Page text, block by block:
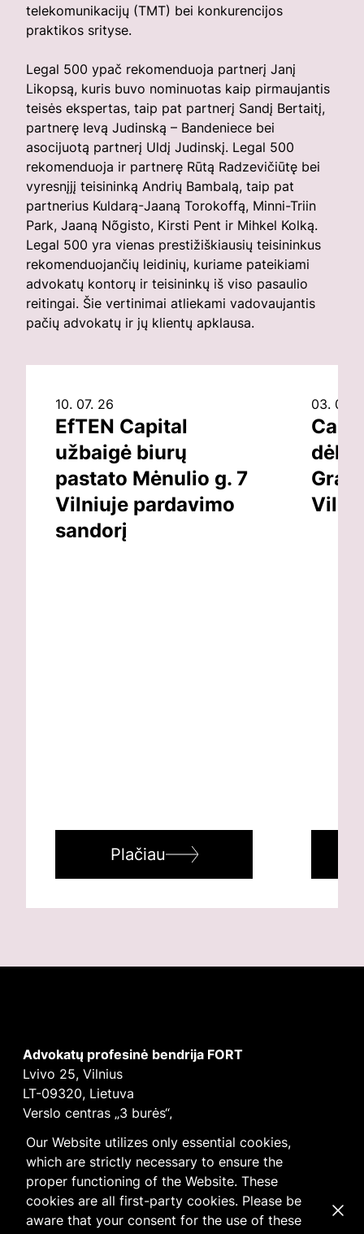
telekomunikacijų (TMT) bei konkurencijos
praktikos srityse.
Legal 500 ypač rekomenduoja partnerį Janį
Likopsą, kuris buvo nominuotas kaip pirmaujantis
teisės ekspertas, taip pat partnerį Sandį Bertaitį,
partnerę Ievą Judinską – Bandeniece bei
asocijuotą partnerį Uldį Judinskį. Legal 500
rekomenduoja ir partnerę Rūtą Radzevičiūtę bei
vyresnįjį teisininką Andrių Bambalą, taip pat
partnerius Kuldarą-Jaaną Torokoffą, Minni-Triin
Park, Jaaną Nõgisto, Kirsti Pent ir Mihkel Kolką.
Legal 500 yra vienas prestižiškiausių teisininkus
rekomenduojančių leidinių, kuriame pateikiami
advokatų kontorų ir teisininkų iš viso pasaulio
reitingai. Šie vertinimai atliekami vadovaujantis
pačių advokatų ir jų klientų apklausa.
10. 07. 26
EfTEN Capital
užbaigė biurų
pastato Mėnulio g. 7
Vilniuje pardavimo
sandorį
Plačiau
03. 07.
dėl
Our Website utilizes only essential cookies,
which are strictly necessary to ensure the
proper functioning of the Website. These
cookies are all first-party cookies. Please be
aware that your consent for the use of these
Advokatų profesinė bendrija FORT
Lvivo 25, Vilnius
LT-09320, Lietuva
Verslo centras „3 burės“,
E-mailvilnius@fortlegal.com
Tel. +370 5 250 6141
Įm. k. 303195010
PVM: LT100008172616
FacebookLinkedIn